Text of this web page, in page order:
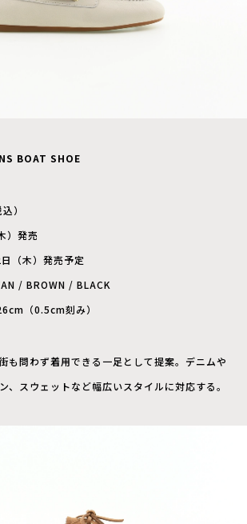
BOAT SHOE
）
）発売
（木）発売予定
/ BROWN / BLACK
（0.5cm刻み）
も問わず着用できる一足として提案。デニムや
、スウェットなど幅広いスタイルに対応する。